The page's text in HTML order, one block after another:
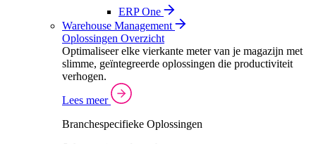
ERP One
Warehouse Management
Oplossingen Overzicht
Optimaliseer elke vierkante meter van je magazijn met
slimme, geïntegreerde oplossingen die productiviteit
verhogen.
Lees meer
Branchespecifieke Oplossingen